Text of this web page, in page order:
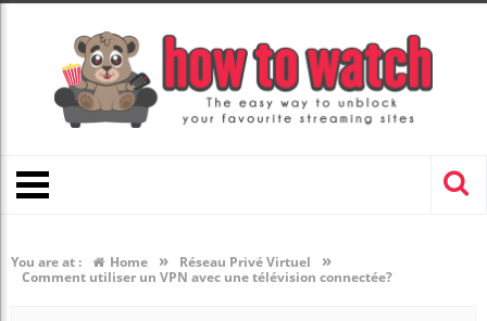
You are at : Home » Réseau Privé Virtuel »
Comment utiliser un VPN avec une télévision connectée?